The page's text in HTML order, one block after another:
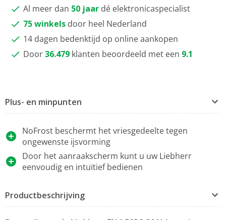
Al meer dan 50 jaar dé elektronicaspecialist
75 winkels door heel Nederland
14 dagen bedenktijd op online aankopen
Door36.479 klanten beoordeeld met een 9.1
Plus- en minpunten
NoFrost beschermt het vriesgedeelte tegen
ongewenste ijsvorming
Door het aanraakscherm kunt u uw Liebherr
eenvoudig en intuïtief bedienen
Productbeschrijving